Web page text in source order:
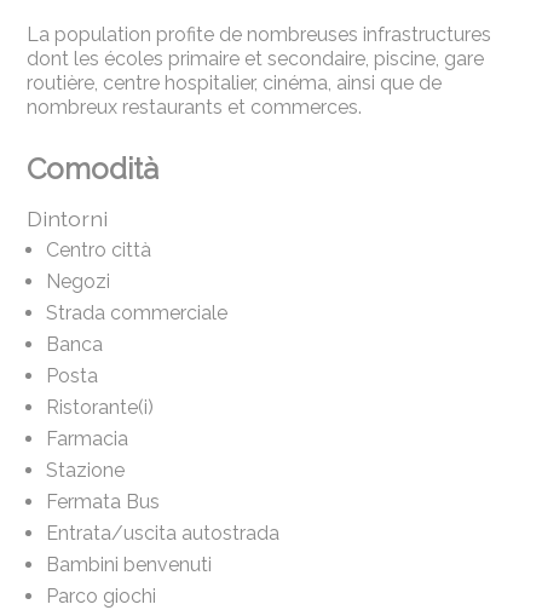
La population profite de nombreuses infrastructures
dont les écoles primaire et secondaire, piscine, gare
routière, centre hospitalier, cinéma, ainsi que de
nombreux restaurants et commerces.
Comodità
Dintorni
Centro città
Negozi
Strada commerciale
Banca
Posta
Ristorante(i)
Farmacia
Stazione
Fermata Bus
Entrata/uscita autostrada
Bambini benvenuti
Parco giochi